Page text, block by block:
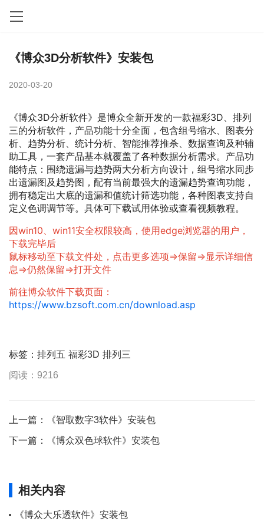
《博众3D分析软件》安装包
2020-03-20
《博众3D分析软件》是博众全新开发的一款福彩3D、排列
三的分析软件，产品功能十分全面，包含组号缩水、图表分
析、趋势分析、统计分析、智能推荐推杀、数据查询及种辅
助工具，一套产品基本就覆盖了各种数据分析需求。产品功
能特点：围绕遗漏与趋势两大分析方向设计，组号缩水同步
出遗漏图及趋势图，配有当前最强大的遗漏趋势查询功能，
拥有稳定出大底的遗漏和值统计筛选功能，各种图表支持自
定义色调调节等。具体可下载试用体验或查看视频教程。
因win10、win11安全权限较高，使用edge浏览器的用户，
下载完毕后
鼠标移动至下载文件处，点击更多选项=>保留=>显示详细信
息=>仍然保留=>打开文件
前往博众软件下载页面：
https://www.bzsoft.com.cn/download.asp
标签： 排列五 福彩3D 排列三
阅读：9216
上一篇： 《智取数字3软件》安装包
下一篇： 《博众双色球软件》安装包
相关内容
《博众大乐透软件》安装包